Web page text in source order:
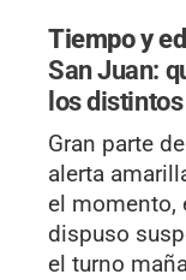
Tiempo y
San Juan:
los
Gran parte
alerta
el momento,
dispuso
el turno